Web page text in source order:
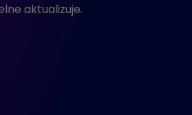
aktualizuje.